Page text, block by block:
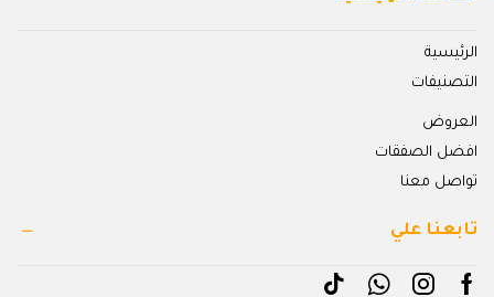
الرئيسية
التصنيفات
العروض
افضل الصفقات
تواصل معنا
تابعنا علي